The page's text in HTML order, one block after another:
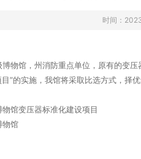
时间：
物馆，州消防重点单位，原有的变
”的实施，我馆将采取比选方式，择
馆变压器标准化建设项目
物馆